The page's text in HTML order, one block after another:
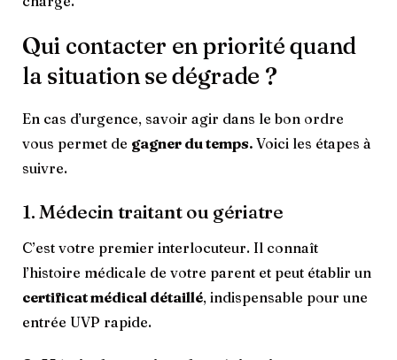
Qui contacter en priorité quand
la situation se dégrade ?
En cas d’urgence, savoir agir dans le bon ordre
vous permet de gagner du temps. Voici les étapes à
suivre.
1. Médecin traitant ou gériatre
C’est votre premier interlocuteur. Il connaît
l’histoire médicale de votre parent et peut établir un
certificat médical détaillé, indispensable pour une
entrée UVP rapide.